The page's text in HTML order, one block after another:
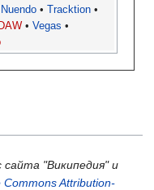
Tracktion
Vegas
"Википедия" и
Attribution-